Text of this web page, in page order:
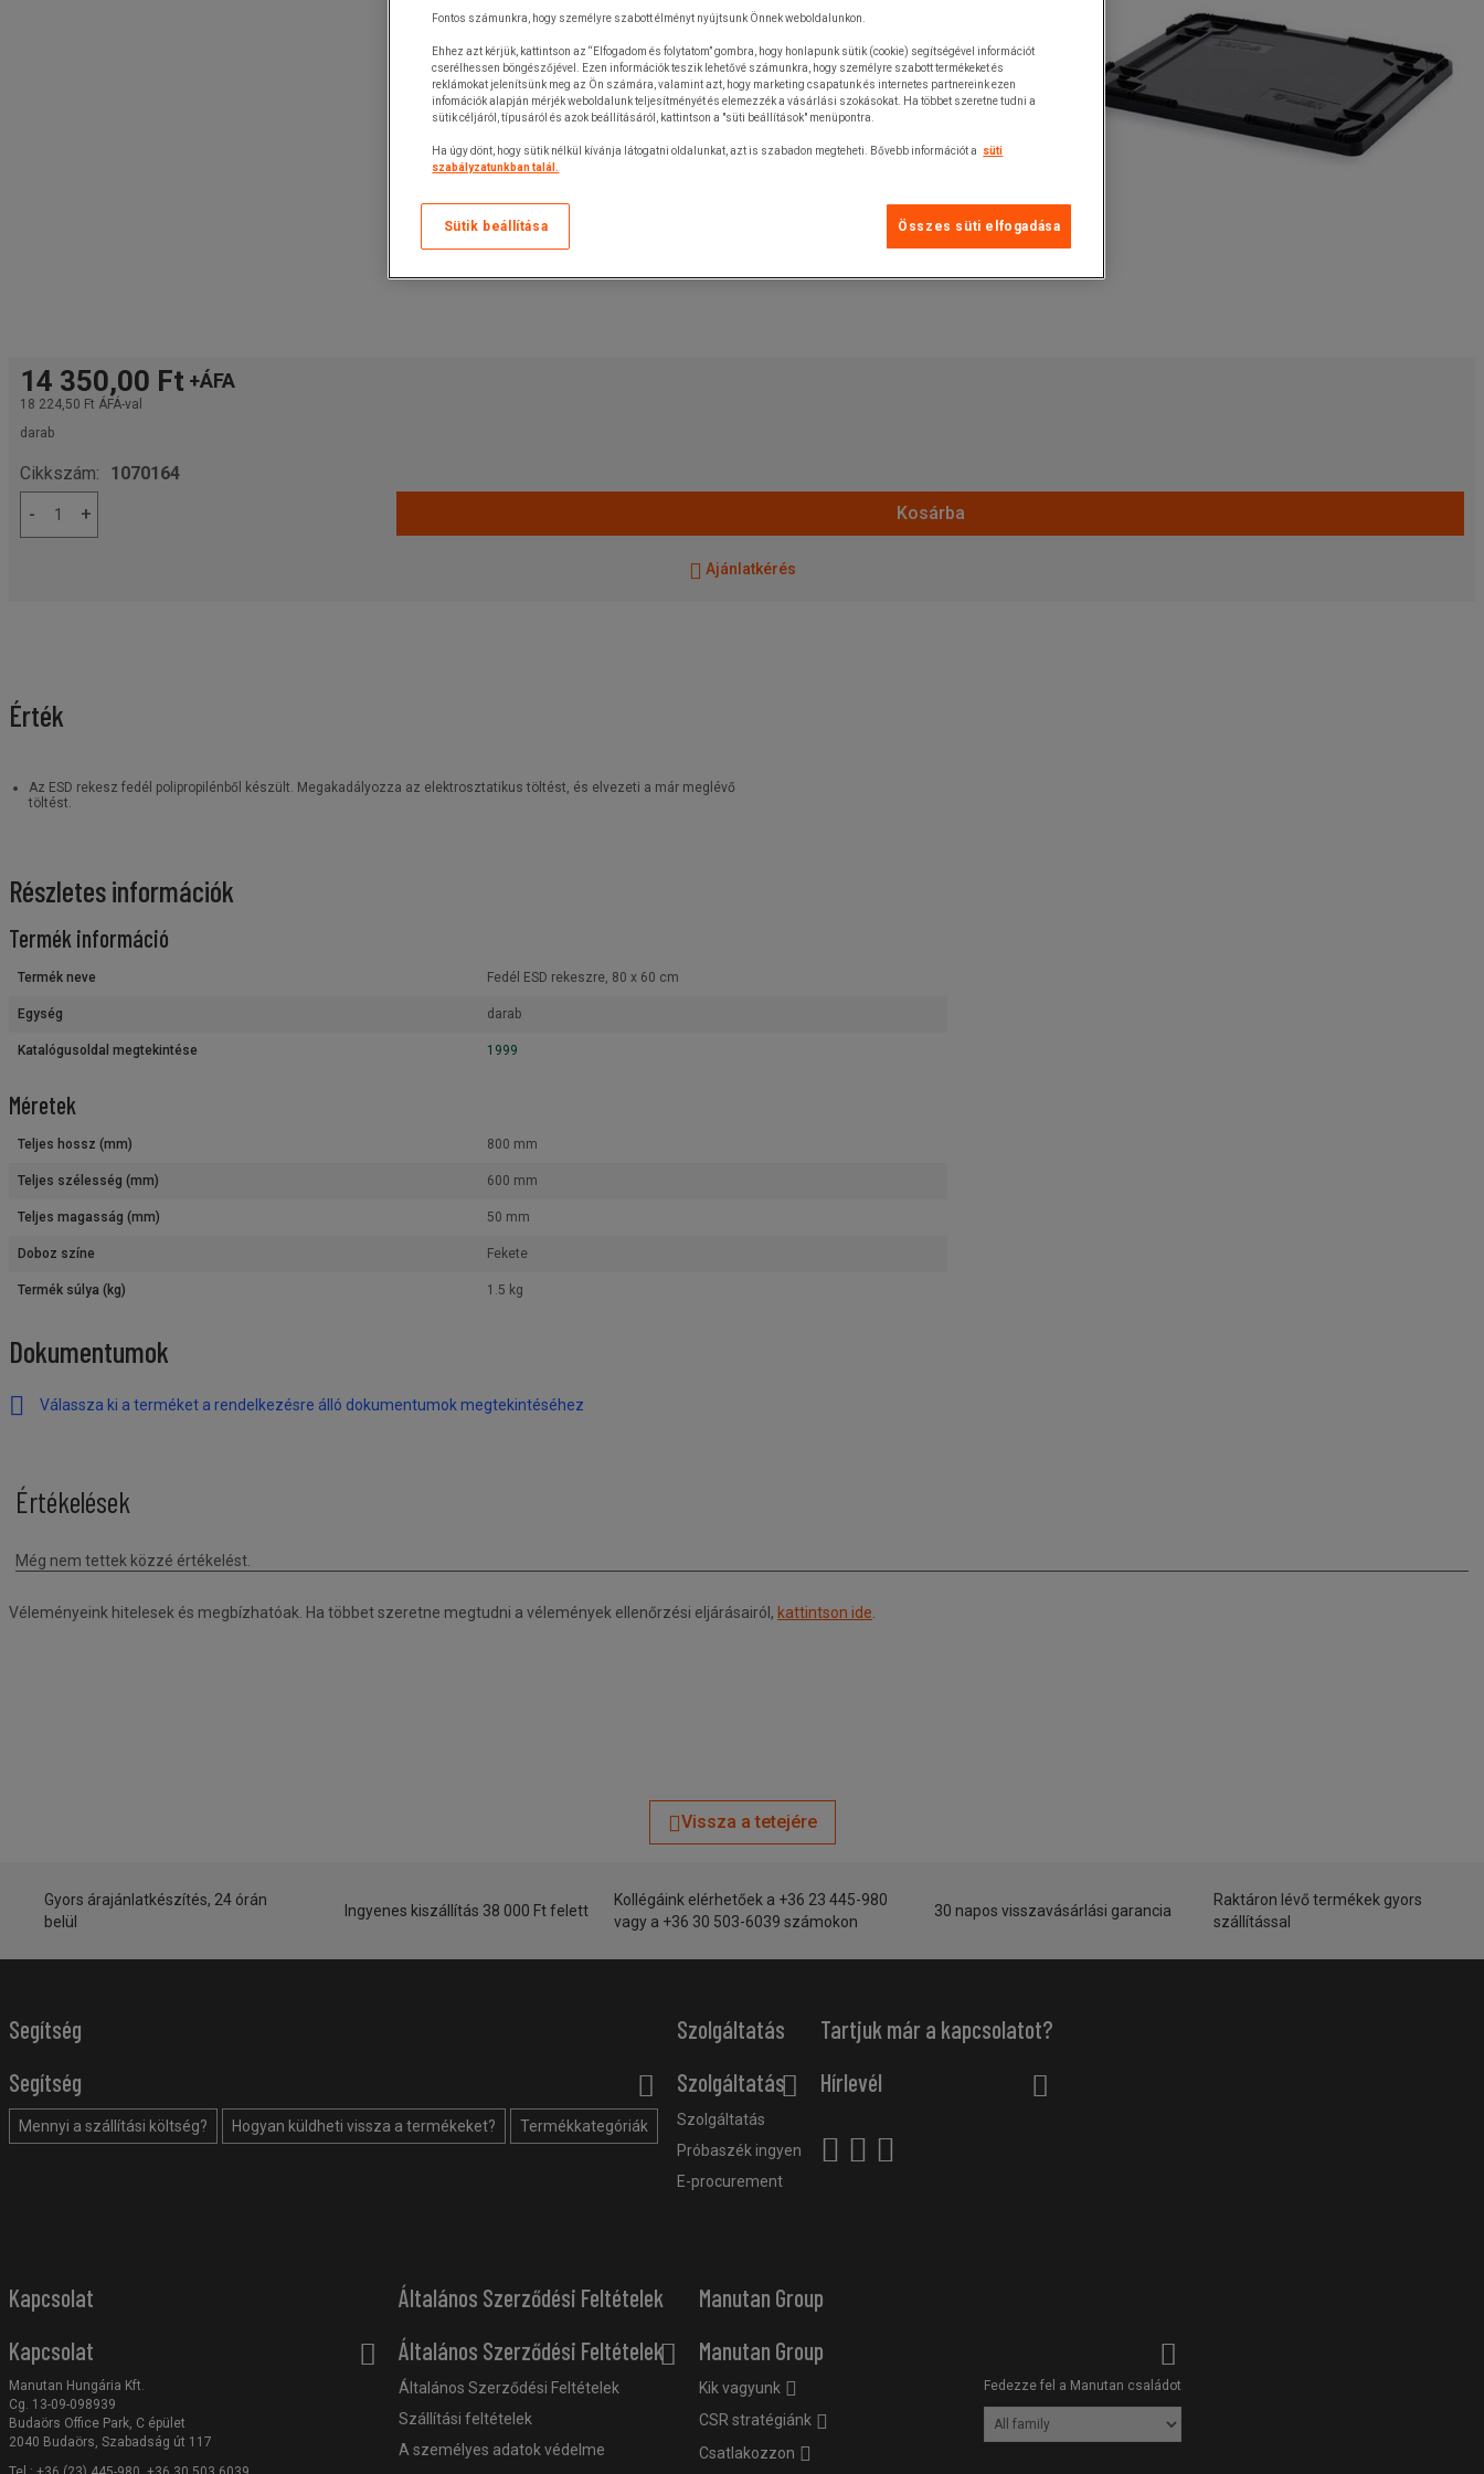
14 350,00 Ft +ÁFA
18 224,50 Ft ÁFÁ-val
darab
Cikkszám: 1070164
-
+ Kosárba
Ajánlatkérés
Érték
Az ESD rekesz fedél polipropilénből készült. Megakadályozza az elektrosztatikus töltést, és elvezeti a már meglévő
töltést.
Részletes információk
Termék információ
Termék neve Fedél ESD rekeszre, 80 x 60 cm
Egység darab
Katalógusoldal megtekintése 1999
Méretek
Teljes hossz (mm) 800 mm
Teljes szélesség (mm) 600 mm
Teljes magasság (mm) 50 mm
Doboz színe Fekete
Termék súlya (kg) 1.5 kg
Dokumentumok
Válassza ki a terméket a rendelkezésre álló dokumentumok megtekintéséhez
Véleményeink hitelesek és megbízhatóak. Ha többet szeretne megtudni a vélemények ellenőrzési eljárásairól, kattintson ide
Vissza a tetejére
Gyors árajánlatkészítés, 24 órán
belül
Ingyenes kiszállítás 38 000 Ft felett
Kollégáink elérhetőek a +36 23 445-980
vagy a +36 30 503-6039 számokon
30 napos visszavásárlási garancia
Raktáron lévő termékek gyors
szállítással
Segítség
Segítség
Mennyi a szállítási költség? Hogyan küldheti vissza a termékeket? Termékkategóriák
Szolgáltatás
Szolgáltatás
Szolgáltatás
Próbaszék ingyen
E-procurement
Tartjuk már a kapcsolatot?
Hírlevél
Kapcsolat
Kapcsolat
Manutan Hungária Kft.
Cg. 13-09-098939
Budaörs Office Park, C épület
2040 Budaörs, Szabadság út 117
Általános Szerződési Feltételek
Általános Szerződési Feltételek
Általános Szerződési Feltételek
Szállítási feltételek
A személyes adatok védelme
Manutan Group
Manutan Group
Kik vagyunk
CSR stratégiánk
Csatlakozzon
Fedezze fel a Manutan családot
Fontos számunkra, hogy személyre szabott élményt nyújtsunk Önnek weboldalunkon.
Ehhez azt kérjük, kattintson az “Elfogadom és folytatom” gombra, hogy honlapunk sütik (cookie) segítségével információt
cserélhessen böngészőjével. Ezen információk teszik lehetővé számunkra, hogy személyre szabott termékeket és
reklámokat jelenítsünk meg az Ön számára, valamint azt, hogy marketing csapatunk és internetes partnereink ezen
infomációk alapján mérjék weboldalunk teljesítményét és elemezzék a vásárlási szokásokat. Ha többet szeretne tudni a
sütik céljáról, típusáról és azok beállításáról, kattintson a "süti beállítások" menüpontra.
Ha úgy dönt, hogy sütik nélkül kívánja látogatni oldalunkat, azt is szabadon megteheti. Bővebb információt a
süti
szabályzatunkban talál.
Összes süti elfogadása
Sütik beállítása